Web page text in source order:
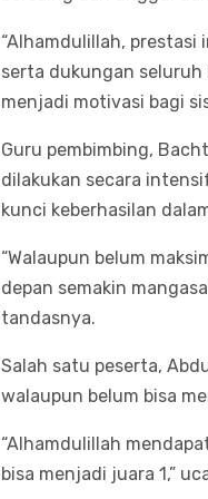
“Alhamdulillah, prestasi
serta dukungan seluruh
menjadi motivasi bagi
Guru pembimbing,
dilakukan secara
kunci keberhasilan
“Walaupun belum
depan semakin
tandasnya.
Salah satu peserta,
walaupun belum bisa
“Alhamdulillah
bisa menjadi juara 1,”